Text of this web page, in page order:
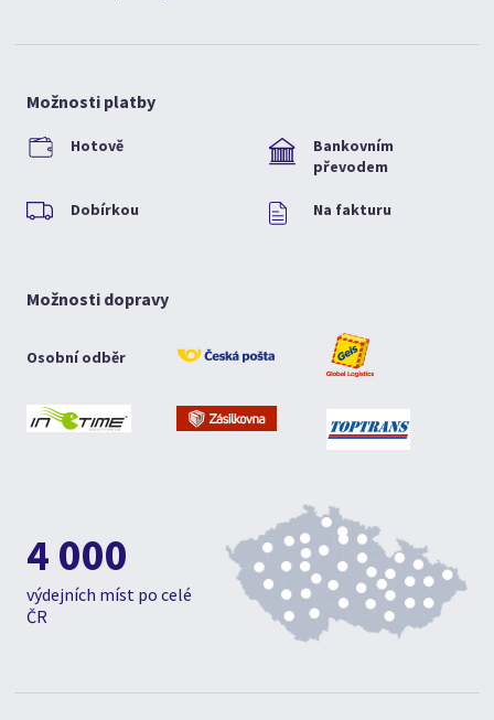
Možnosti platby
Hotově
Bankovním
převodem
Dobírkou Na fakturu
Možnosti dopravy
Osobní odběr
4 000
výdejních míst po celé
ČR